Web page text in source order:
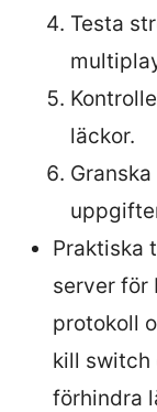
Testa
läckor.
Praktiska
server för
protokoll
kill
förhindra